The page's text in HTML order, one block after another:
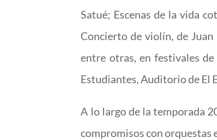
Satué; Escenas de la vida
Concierto de violín, de
entre otras, en festivales
Estudiantes, Auditorio de El
A lo largo de la temporada
compromisos con orquestas